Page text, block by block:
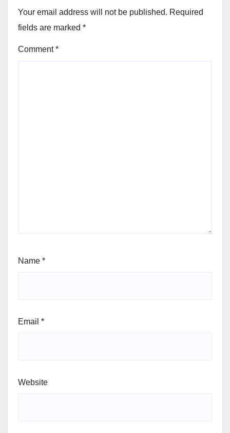
Your email address will not be published. Required
fields are marked *
Comment*
Name *
Email *
Website